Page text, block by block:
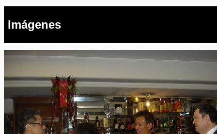
Imágenes